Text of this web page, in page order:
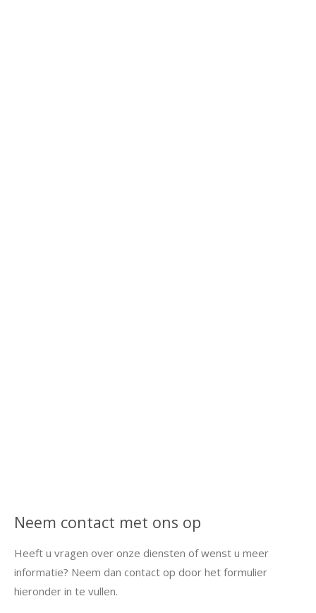
Neem contact met ons op
Heeft u vragen over onze diensten of wenst u meer
informatie? Neem dan contact op door het formulier
hieronder in te vullen.